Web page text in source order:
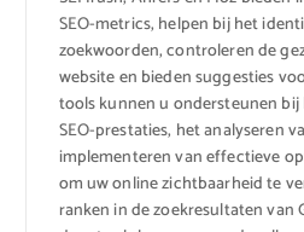
SEO-metrics, helpen bij het
zoekwoorden, controleren de
website en bieden suggesties
tools kunnen u ondersteunen
SEO-prestaties, het analyseren
implementeren van effectieve
om uw online zichtbaarheid te
ranken in de zoekresultaten van